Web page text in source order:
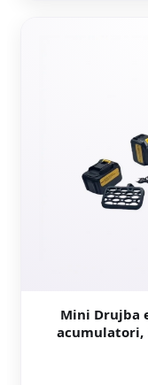
Mini Drujba
acumulatori,